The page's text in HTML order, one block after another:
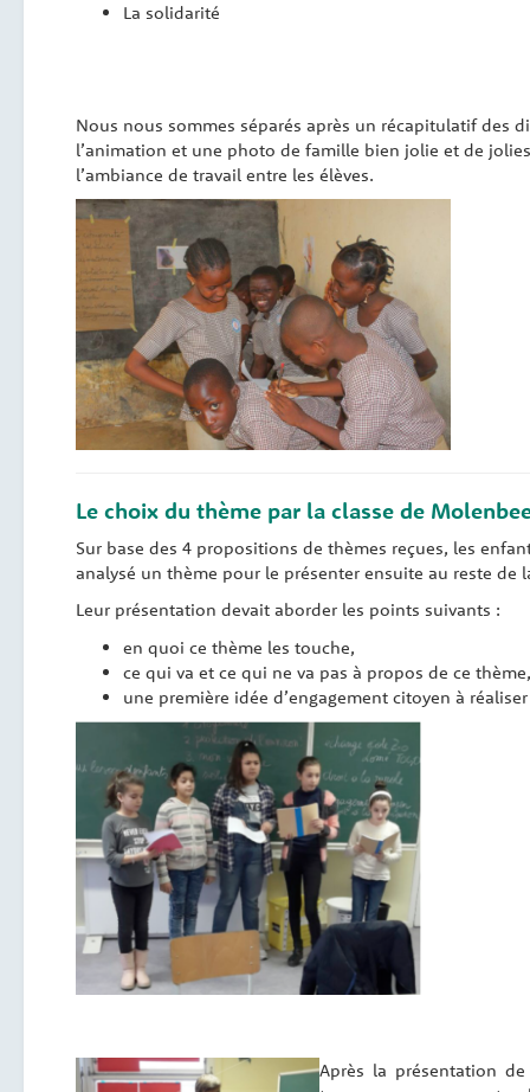
La solidarité
Nous nous sommes séparés après un récapitulatif des
l’animation et une photo de famille bien jolie et de
l’ambiance de travail entre les élèves.
Le choix du thème par la classe de
Sur base des 4 propositions de thèmes reçues, les
analysé un thème pour le présenter ensuite au reste de
Leur présentation devait aborder les points suivants :
en quoi ce thème les touche,
ce qui va et ce qui ne va pas à propos de ce thème,
une première idée d’engagement citoyen à
Après la présentation